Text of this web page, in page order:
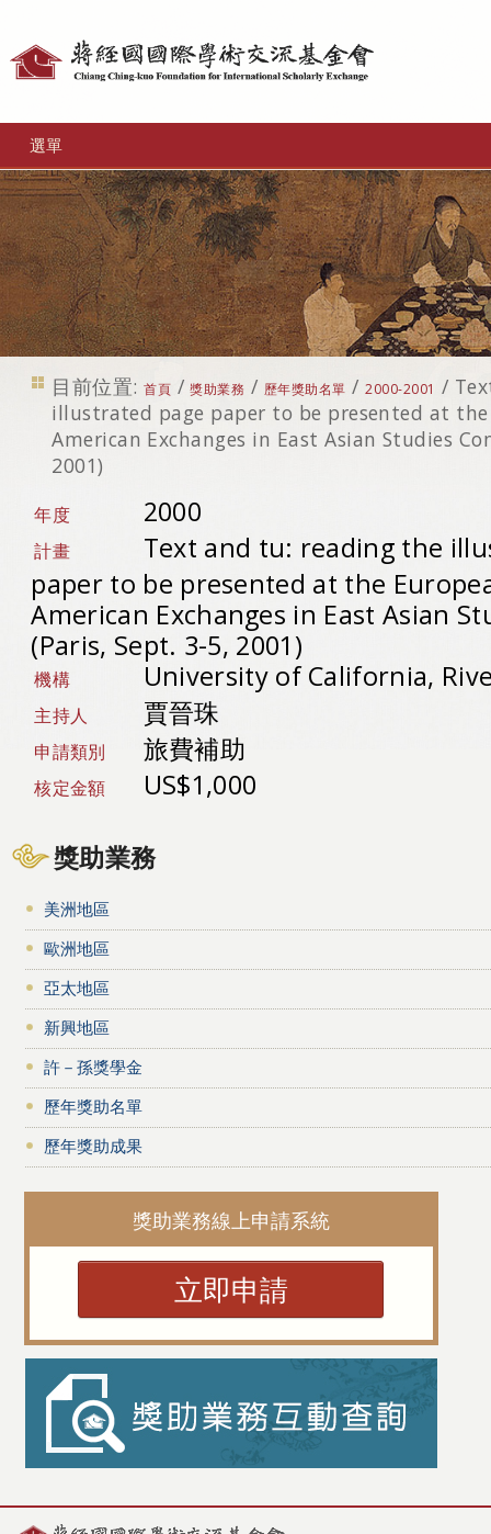
選單
目前位置: 首頁 /獎助業務 / 歷年獎助名單 /2000-2001 /
illustrated page paper to be presented at
American Exchanges in East Asian Studies
2001)
年度 2000
計畫
Text and tu: reading the
paper to be presented at the
American Exchanges in East Asian
(Paris, Sept. 3-5, 2001)
機構 University of California,
主持人 賈晉珠
申請類別 旅費補助
核定金額 US$1,000
獎助業務
美洲地區
歐洲地區
亞太地區
新興地區
許－孫獎學金
歷年獎助名單
歷年獎助成果
獎助業務線上申請系統
立即申請